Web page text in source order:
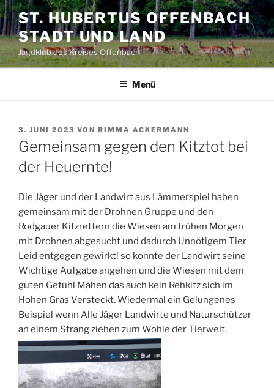
Zum
Inhalt
springen
ST. HUBERTUS OFFENBACH
STADT UND LAND
Jagdklub des Kreises Offenbach
Menü
VERÖFFENTLICHT
AM
3. JUNI 2023 VON RIMMA ACKERMANN
Gemeinsam gegen den Kitztot bei
der Heuernte!
Die Jäger und der Landwirt aus Lämmerspiel haben
gemeinsam mit der Drohnen Gruppe und den
Rodgauer Kitzrettern die Wiesen am frühen Morgen
mit Drohnen abgesucht und dadurch Unnötigem Tier
Leid entgegen gewirkt! so konnte der Landwirt seine
Wichtige Aufgabe angehen und die Wiesen mit dem
guten Gefühl Mähen das auch kein Rehkitz sich im
Hohen Gras Versteckt. Wiedermal ein Gelungenes
Beispiel wenn Alle Jäger Landwirte und Naturschützer
an einem Strang ziehen zum Wohle der Tierwelt.